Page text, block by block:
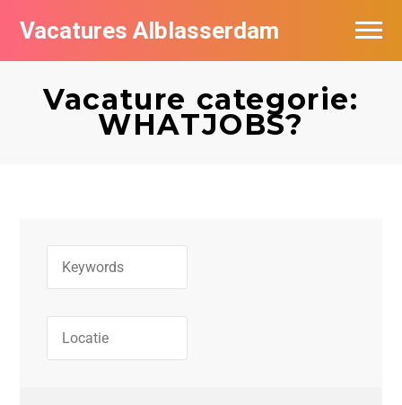
Vacatures Alblasserdam
Vacature categorie:
WHATJOBS?
Vacatures per bedrijf in Alblasserdam
De populairste vacatures in Alblasserdam